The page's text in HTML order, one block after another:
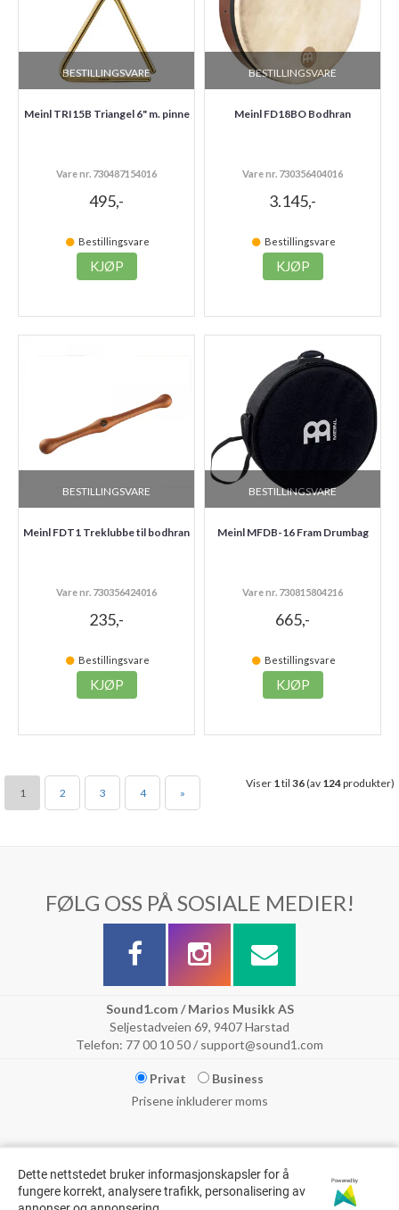
BESTILLINGSVARE
Meinl TRI15B Triangel 6" m. pinne
Vare nr. 730487154016
495,-
Bestillingsvare
KJØP
BESTILLINGSVARE
Meinl FD18BO Bodhran
Vare nr. 730356404016
3.145,-
Bestillingsvare
KJØP
BESTILLINGSVARE
Meinl FDT1 Treklubbe til bodhran
Vare nr. 730356424016
235,-
Bestillingsvare
KJØP
BESTILLINGSVARE
Meinl MFDB-16 Fram Drumbag
Vare nr. 730815804216
665,-
Bestillingsvare
KJØP
1 2 3 4 »
Viser 1til 36(av 124produkter)
FØLG OSS PÅ SOSIALE MEDIER!
Sound1.com / Marios Musikk AS
Seljestadveien 69, 9407 Harstad
Telefon: 77 00 10 50 / support@sound1.com
Privat
Business
Prisene inkluderer moms
Dette nettstedet bruker informasjonskapsler for å
fungere korrekt, analysere trafikk, personalisering av
Powered by